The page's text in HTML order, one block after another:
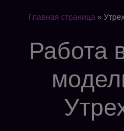
Главная страница »
Работа